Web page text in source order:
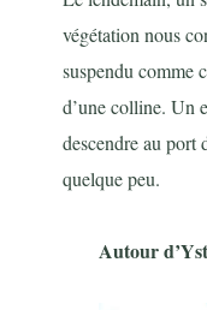
végétation nous
suspendu comme
d’une colline. Un
descendre au port
quelque peu.
Autour